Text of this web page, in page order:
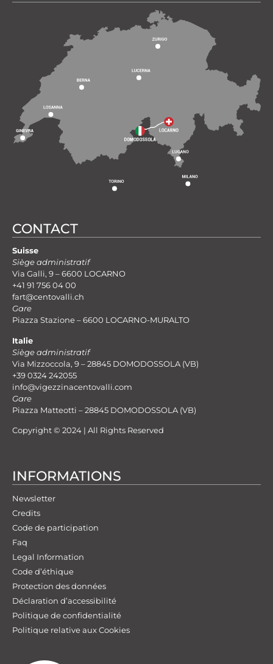
CONTACT
Suisse
Siège administratif
Via Galli, 9 – 6600 LOCARNO
+41 91 756 04 00
fart@centovalli.ch
Gare
Piazza Stazione – 6600 LOCARNO-MURALTO
Italie
Siège administratif
Via Mizzoccola, 9 – 28845 DOMODOSSOLA (VB)
+39 0324 242055
info@vigezzinacentovalli.com
Gare
Piazza Matteotti – 28845 DOMODOSSOLA (VB)
Copyright © 2024 | All Rights Reserved
INFORMATIONS
Newsletter
Credits
Code de participation
Faq
Legal Information
Code d’éthique
Protection des données
Déclaration d’accessibilité
Politique de confidentialité
Politique relative aux Cookies